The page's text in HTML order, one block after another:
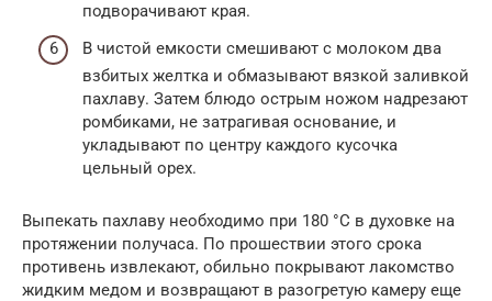
подворачивают края.
В чистой емкости смешивают с молоком два
взбитых желтка и обмазывают вязкой заливкой
пахлаву. Затем блюдо острым ножом надрезают
ромбиками, не затрагивая основание, и
укладывают по центру каждого кусочка
цельный орех.
Выпекать пахлаву необходимо при 180 °С в духовке на
протяжении получаса. По прошествии этого срока
противень извлекают, обильно покрывают лакомство
жидким медом и возвращают в разогретую камеру еще